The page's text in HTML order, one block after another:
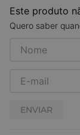
Este produto
Quero saber
ENVIAR